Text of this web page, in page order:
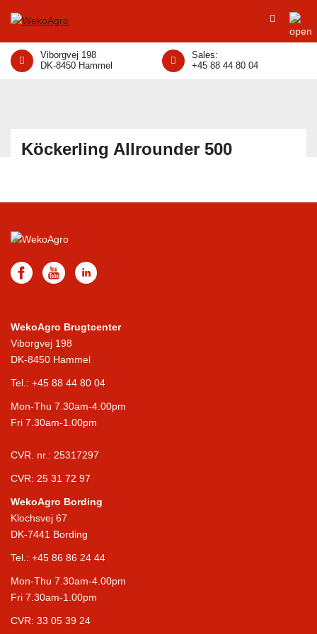
Viborgvej 198
DK-8450 Hammel
Sales:
+45 88 44 80 04
Köckerling Allrounder 500
WekoAgro Brugtcenter
Viborgvej 198
DK-8450 Hammel
Tel.: +45 88 44 80 04
Mon-Thu 7.30am-4.00pm
Fri 7.30am-1.00pm
CVR. nr.: 25317297
CVR: 25 31 72 97
WekoAgro Bording
Klochsvej 67
DK-7441 Bording
Tel.: +45 86 86 24 44
Mon-Thu 7.30am-4.00pm
Fri 7.30am-1.00pm
CVR: 33 05 39 24